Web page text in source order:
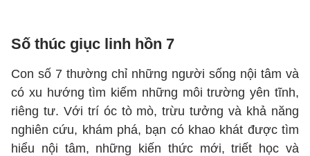
Số thúc giục linh hồn 7
Con số 7 thường chỉ những người sống nội tâm và
có xu hướng tìm kiếm những môi trường yên tĩnh,
riêng tư. Với trí óc tò mò, trừu tưởng và khả năng
nghiên cứu, khám phá, bạn có khao khát được tìm
hiểu nội tâm, những kiến thức mới, triết học và